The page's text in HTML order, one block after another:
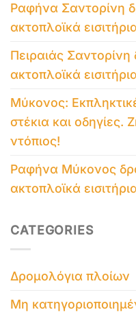
Ραφήνα Σαντορίνη
ακτοπλοϊκά
Πειραιάς Σαντορίνη
ακτοπλοϊκά
Μύκονος:
στέκια και
ντόπιος!
Ραφήνα Μύκονος
ακτοπλοϊκά
CATEGORIES
Δρομολόγια πλοίων
Μη